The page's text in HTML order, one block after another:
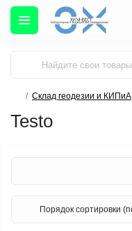
Склад геодезии и КИПиА
Testo